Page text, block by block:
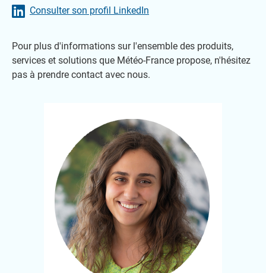
Consulter son profil LinkedIn
Pour plus d'informations sur l'ensemble des produits,
services et solutions que Météo-France propose, n'hésitez
pas à prendre contact avec nous.